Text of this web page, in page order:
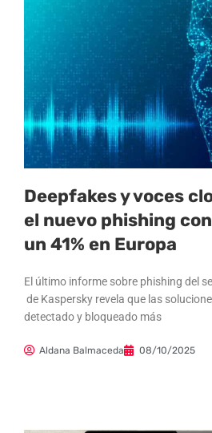
Deepfakes y voces
el nuevo phishing
un 41% en Europa
El último informe sobre phishing del
de Kaspersky revela que las
detectado y bloqueado más
Aldana Balmaceda 08/10/2025